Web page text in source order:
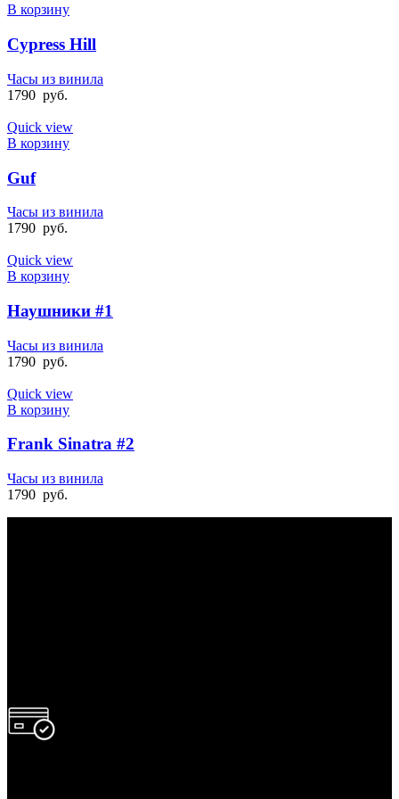
В корзину
Cypress Hill
Часы из винила
1790 руб.
Quick view
В корзину
Guf
Часы из винила
1790 руб.
Quick view
В корзину
Наушники #1
Часы из винила
1790 руб.
Quick view
В корзину
Frank Sinatra #2
Часы из винила
1790 руб.